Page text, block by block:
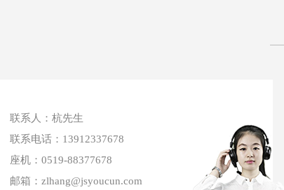
联系人：杭先生
联系电话：13912337678
座机：0519-88377678
邮箱：zlhang@jsyoucun.com